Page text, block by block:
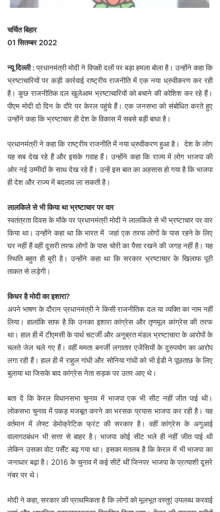
चर्चित बिहार
01 सितम्बर 2022
न्यू दिल्ली :प्रधानमंत्री मोदी ने विपक्षी दलों पर बड़ा हमला बोला है। उन्होंने कहा कि
भ्रष्टाचारियों पर कड़ी कार्रवाई राष्ट्रीय राजनीति में एक नया ध्रुवीकरण कर रही
है। कुछ राजनीतिक दल खुलेआम भ्रष्टाचारियों को बचाने की कोशिश कर रहे हैं।
पीएम मोदी दो दिन के दौरे पर केरल पहुंचे हैं। एक जनसभा को संबोधित करते हुए
उन्होंने कहा कि भ्रष्टाचार ही देश के विकास में सबसे बड़ी बाधा है।
प्रधानमंत्री ने कहा कि राष्ट्रीय राजनीति में नया ध्रुवीकरण हुआ है। देश के लोग
यह सब देख रहे हैं और इसके गवाह हैं। उन्होंने कहा कि राज्य में लोग भाजपा की
ओर नई उम्मीदों के साथ देख रहे हैं। उन्हें इस बात का अहसास हो गया है कि भाजपा
ही देश और राज्य में बदलाव ला सकती है।
लालकिले से भी किया था भ्रष्टाचार पर वार
स्वतंत्रता दिवस के मौके पर प्रधानमंत्री मोदी ने लालकिले से भी भ्रष्टाचार पर वार
किया था। उन्होंने कहा था कि भारत में जहां एक तरफ लोगों के पास रहने के लिए
घर नहीं हैं वहीं दूसरी तरफ लोगों के पास चोरी का पैसा रखने की जगह नहीं है। यह
स्थिति बहुत ही बुरी है। उन्होंने कहा था कि सरकार भ्रष्टाचार के खिलाफ पूरी
ताकत से लड़ेगी।
किधर है मोदी का इशारा?
अपने भाषण के दौरान प्रधानमंत्री ने किसी राजनीतिक दल या व्यक्ति का नाम नहीं
लिया। हालांकि साफ है कि उनका इशारा कांग्रेस और तृणमूल कांग्रेस की तरफ
था। हाल ही में टीएमसी के पार्थ चटर्जी और अनुब्रत मंडल भ्रष्टाचारा के आरोपों के
चलते जेल चले गए हैं। वहीं ममता बनर्जी लगातार एजेंसियों के दुरुपयोग का आरोप
लगा रही हैं। हाल ही में राहुल गांधी और सोनिया गांधी को भी ईडी ने पूछताछ के लिए
बुलाया था जिसके बाद कांग्रेस नेता सड़क पर उतर आए थे।
बता दें कि केरल विधानसभा चुनाव में भाजपा एक भी सीट नहीं जीत पाई थी।
लोकसभा चुनाव में पकड़ मजबूत करने का भरसक प्रयास भाजपा कर रही है। यह
वर्तमान में लेफ्ट डेमोक्रेटिक फ्रंट की सरकार है। वहीं कांग्रेस के अगुआई
वालागठबंधन भी सत्ता से बाहर है। भाजपा कोई सीट भले ही नहीं जीत पाई थी
लेकिन उसका वोट पर्सेंट बढ़ गया था। इसका मतलब है कि केरल में भी भाजपा का
जनाधार बढ़ा है। 2016 के चुनाव में कई सीटें थीं जिनपर भाजपा के प्रत्याशी दूसरे
नंबर पर थे।
मोदी ने कहा, सरकार की प्राथमिकता है कि लोगों को मूलभूत वस्तुएं उपलब्ध करवाई